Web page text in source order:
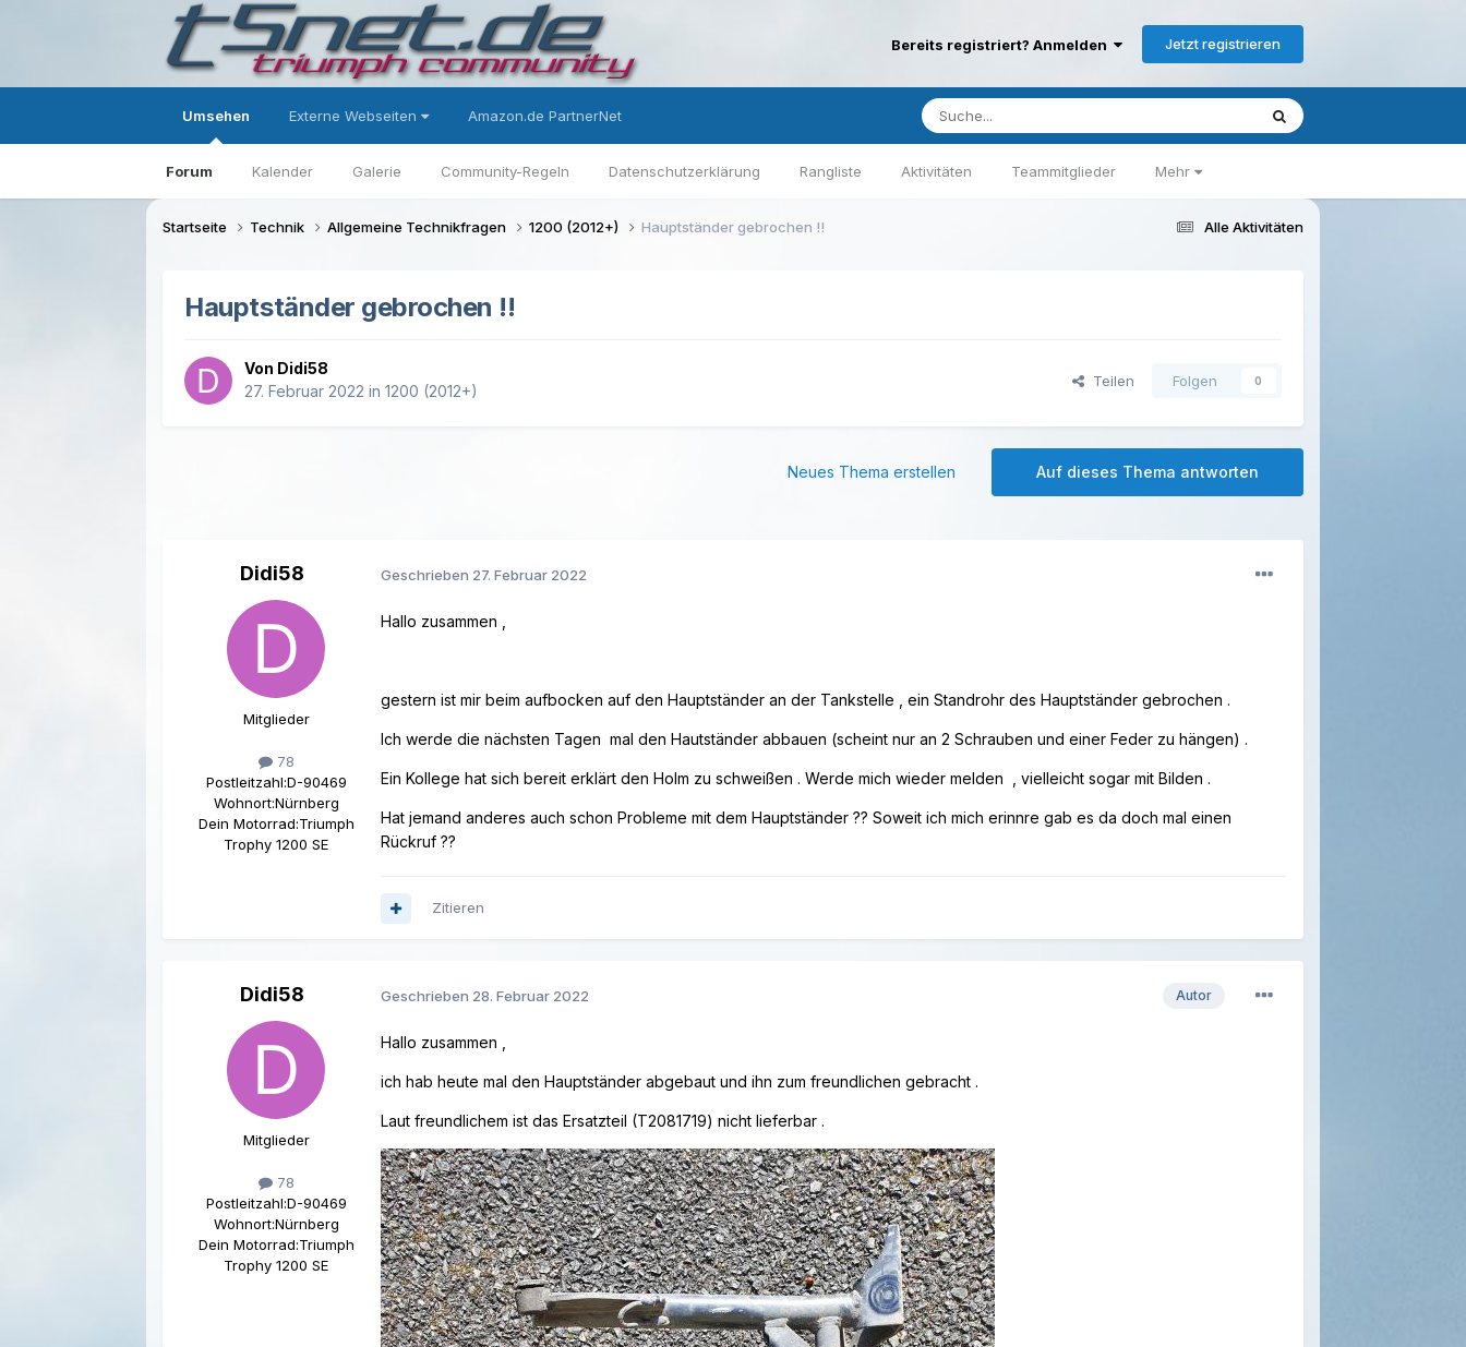
Bereits registriert? Anmelden Jetzt registrieren
Umsehen
Forum Kalender Galerie Community-Regeln Datenschutzerklärung Rangliste Aktivitäten Teammitglieder Mehr
Externe Webseiten Amazon.de PartnerNet
Alle Aktivitäten
Startseite Technik Allgemeine Technikfragen 1200 (2012+) Hauptständer gebrochen !!
Hauptständer gebrochen !!
Von Didi58
27. Februar 2022 in1200 (2012+)
Teilen Folgen 0
Auf dieses Thema antworten
Neues Thema erstellen
Didi58
Mitglieder
78
Postleitzahl:D-90469
Wohnort:Nürnberg
Dein Motorrad:Triumph
Trophy 1200 SE
Geschrieben 27. Februar 2022
Hallo zusammen ,
gestern ist mir beim aufbocken auf den Hauptständer an der Tankstelle , ein Standrohr des Hauptständer gebrochen .
Ich werde die nächsten Tagen mal den Hautständer abbauen (scheint nur an 2 Schrauben und einer Feder zu hängen) .
Ein Kollege hat sich bereit erklärt den Holm zu schweißen . Werde mich wieder melden , vielleicht sogar mit Bilden .
Hat jemand anderes auch schon Probleme mit dem Hauptständer ?? Soweit ich mich erinnre gab es da doch mal einen
Rückruf ??
Zitieren
Didi58
Mitglieder
78
Postleitzahl:D-90469
Wohnort:Nürnberg
Dein Motorrad:Triumph
Trophy 1200 SE
Autor
Geschrieben 28. Februar 2022
Hallo zusammen ,
ich hab heute mal den Hauptständer abgebaut und ihn zum freundlichen gebracht .
Laut freundlichem ist das Ersatzteil (T2081719) nicht lieferbar .